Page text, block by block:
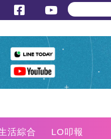
活綜合 LO叩報